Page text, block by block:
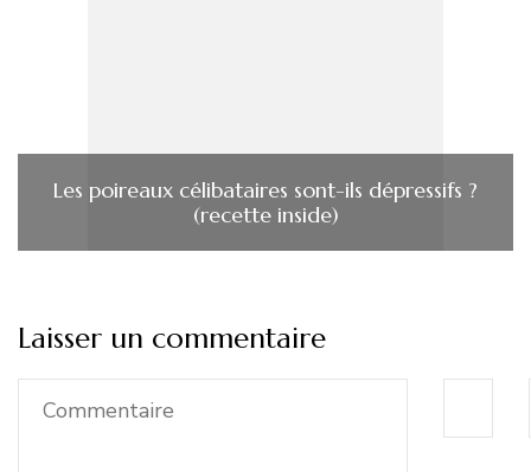
Les poireaux célibataires sont-ils dépressifs ?
(recette inside)
Laisser un commentaire